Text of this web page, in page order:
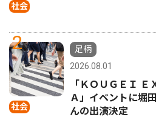
社会
2
社会
足柄
2026.08.01
「ＫＯＵＧＥＩ
Ａ」イベントに堀
んの出演決定